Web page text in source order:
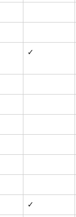
✓
✓